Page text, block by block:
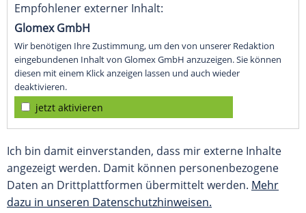
Empfohlener externer Inhalt:
Glomex GmbH
Wir benötigen Ihre Zustimmung, um den von unserer Redaktion
eingebundenen Inhalt von Glomex GmbH anzuzeigen. Sie können
diesen mit einem Klick anzeigen lassen und auch wieder
deaktivieren.
jetzt aktivieren
Ich bin damit einverstanden, dass mir externe Inhalte
angezeigt werden. Damit können personenbezogene
Daten an Drittplattformen übermittelt werden. Mehr
dazu in unseren Datenschutzhinweisen.